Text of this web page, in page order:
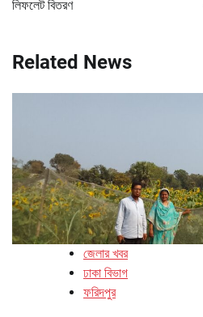
লিফলেট বিতরণ
Related News
জেলার খবর
ঢাকা বিভাগ
ফরিদপুর